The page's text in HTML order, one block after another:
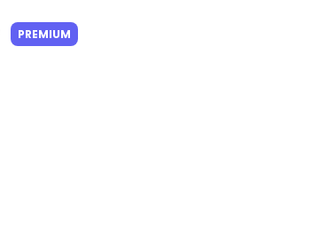
PREMIUM